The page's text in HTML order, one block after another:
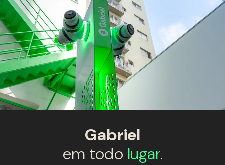
Gabriel
em todo lugar.